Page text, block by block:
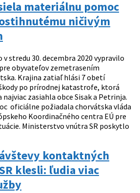
materiálnu pomoc
ničivým
v stredu 30. decembra 2020 vypravilo
obyvateľov zemetrasením
Krajina zatiaľ hlási 7 obetí
po prírodnej katastrofe, ktorá
zasiahla obce Sisak a Petrinja.
oficiálne požiadala chorvátska vláda
Koordinačného centra EÚ pre
Ministerstvo vnútra SR poskytlo
kontaktných
klesli: ľudia viac